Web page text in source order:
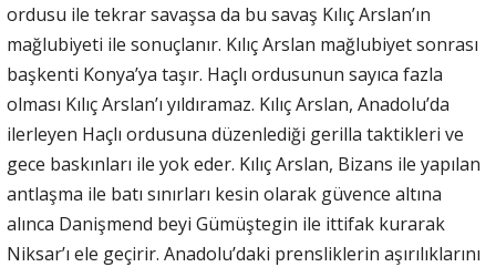
ordusu ile tekrar savaşsa da bu savaş Kılıç Arslan’ın
mağlubiyeti ile sonuçlanır. Kılıç Arslan mağlubiyet sonrası
başkenti Konya’ya taşır. Haçlı ordusunun sayıca fazla
olması Kılıç Arslan’ı yıldıramaz. Kılıç Arslan, Anadolu’da
ilerleyen Haçlı ordusuna düzenlediği gerilla taktikleri ve
gece baskınları ile yok eder. Kılıç Arslan, Bizans ile yapılan
antlaşma ile batı sınırları kesin olarak güvence altına
alınca Danişmend beyi Gümüştegin ile ittifak kurarak
Niksar’ı ele geçirir. Anadolu’daki prensliklerin aşırılıklarını